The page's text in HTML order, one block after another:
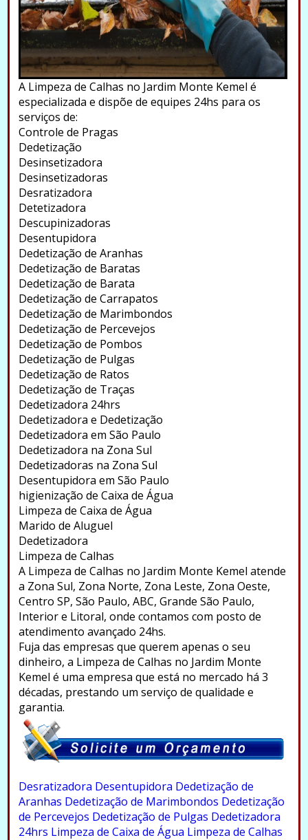
A Limpeza de Calhas no Jardim Monte Kemel é
especializada e dispõe de equipes 24hs para os
serviços de:
Controle de Pragas
Dedetização
Desinsetizadora
Desinsetizadoras
Desratizadora
Detetizadora
Descupinizadoras
Desentupidora
Dedetização de Aranhas
Dedetização de Baratas
Dedetização de Barata
Dedetização de Carrapatos
Dedetização de Marimbondos
Dedetização de Percevejos
Dedetização de Pombos
Dedetização de Pulgas
Dedetização de Ratos
Dedetização de Traças
Dedetizadora 24hrs
Dedetizadora e Dedetização
Dedetizadora em São Paulo
Dedetizadora na Zona Sul
Dedetizadoras na Zona Sul
Desentupidora em São Paulo
higienização de Caixa de Água
Limpeza de Caixa de Água
Marido de Aluguel
Dedetizadora
Limpeza de Calhas
A Limpeza de Calhas no Jardim Monte Kemel atende
a Zona Sul, Zona Norte, Zona Leste, Zona Oeste,
Centro SP, São Paulo, ABC, Grande São Paulo,
Interior e Litoral, onde contamos com posto de
atendimento avançado 24hs.
Fuja das empresas que querem apenas o seu
dinheiro, a Limpeza de Calhas no Jardim Monte
Kemel é uma empresa que está no mercado há 3
décadas, prestando um serviço de qualidade e
garantia.
Desratizadora Desentupidora Dedetização de
Aranhas Dedetização de Marimbondos Dedetização
de Percevejos Dedetização de Pulgas Dedetizadora
24hrs Limpeza de Caixa de Água Limpeza de Calhas